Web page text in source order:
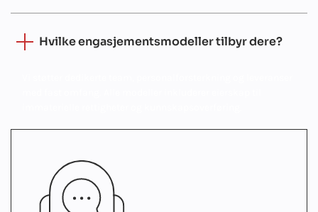
Hvilke engasjementsmodeller tilbyr dere?